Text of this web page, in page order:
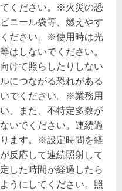
ください。※火災の恐
ニール袋等、燃えやす
ださい。※使用時は光
はしないでください。
けて照らしたりしない
につながる恐れがある
でください。※業務用
。また、不特定多数が
いでください。連続過
ます。※設定時間を経
反応して連続照射して
した時間が経過したら
うにしてください。照